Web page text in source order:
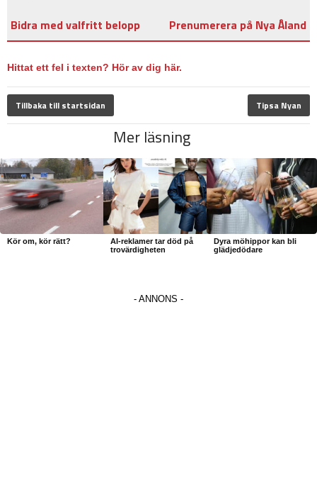
Bidra med valfritt belopp
Prenumerera på Nya Åland
Hittat ett fel i texten? Hör av dig här.
Tillbaka till startsidan Tipsa Nyan
Mer läsning
Kör om, kör rätt?
AI-reklamer tar död på
trovärdigheten
Dyra möhippor kan bli
glädjedödare